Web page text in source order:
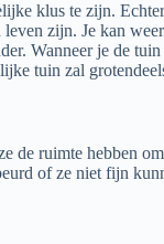
klus te zijn.
zijn. Je kan
Wanneer je de
tuin zal
de ruimte hebben
of ze niet fijn